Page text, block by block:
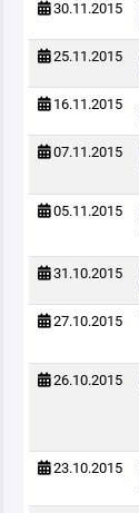
30.11.2015
25.11.2015
16.11.2015
07.11.2015
05.11.2015
31.10.2015
27.10.2015
26.10.2015
23.10.2015